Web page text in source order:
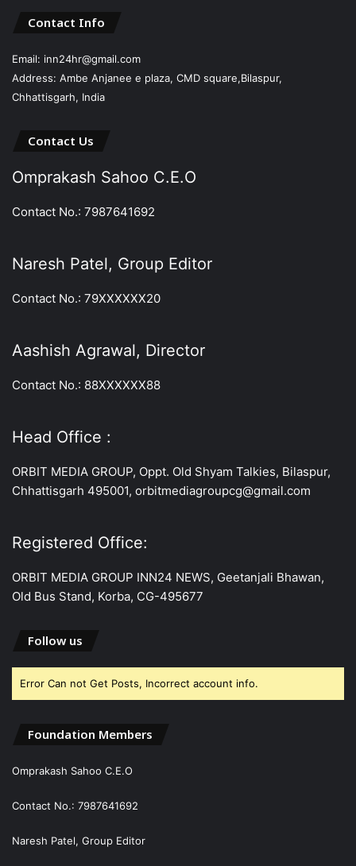
Contact Info
Email: inn24hr@gmail.com
Address: Ambe Anjanee e plaza, CMD square,Bilaspur,
Chhattisgarh, India
Contact Us
Omprakash Sahoo C.E.O
Contact No.: 7987641692
Naresh Patel, Group Editor
Contact No.: 79XXXXXX20
Aashish Agrawal, Director
Contact No.: 88XXXXXX88
Head Office :
ORBIT MEDIA GROUP, Oppt. Old Shyam Talkies, Bilaspur,
Chhattisgarh 495001, orbitmediagroupcg@gmail.com
Registered Office:
ORBIT MEDIA GROUP INN24 NEWS, Geetanjali Bhawan,
Old Bus Stand, Korba, CG-495677
Follow us
Error Can not Get Posts, Incorrect account info.
Foundation Members
Omprakash Sahoo C.E.O
Contact No.: 7987641692
Naresh Patel, Group Editor